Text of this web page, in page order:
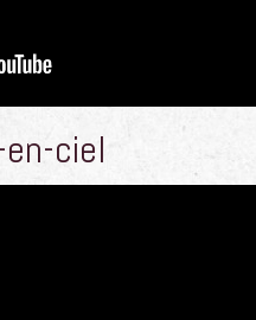
en-ciel